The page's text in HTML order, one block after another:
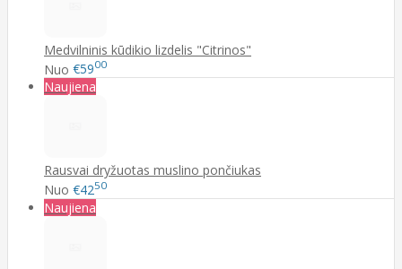
Medvilninis kūdikio lizdelis "Citrinos"
Nuo €5900
Naujiena
Rausvai dryžuotas muslino pončiukas
Nuo €4250
Naujiena